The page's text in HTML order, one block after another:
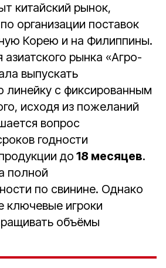
китайский рынок,
организации поставок
Корею и на Филиппины.
рынка «Агро-
выпускать
линейку с фиксированным
исходя из пожеланий
вопрос
годности
до 18 месяцев.
полной
по свинине. Однако
ключевые игроки
объёмы